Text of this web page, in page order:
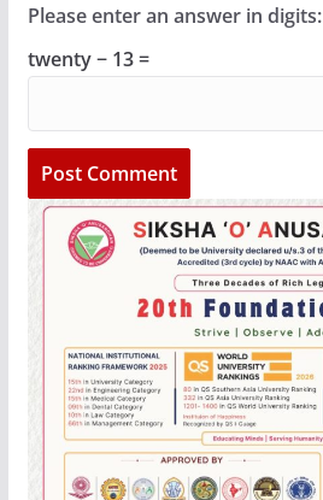
Please enter an answer in digits:
twenty − 13 =